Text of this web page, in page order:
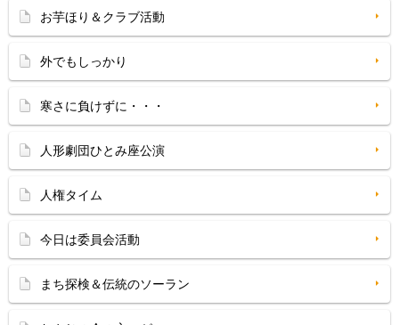
お芋ほり＆クラブ活動
外でもしっかり
寒さに負けずに・・・
人形劇団ひとみ座公演
人権タイム
今日は委員会活動
まち探検＆伝統のソーラン